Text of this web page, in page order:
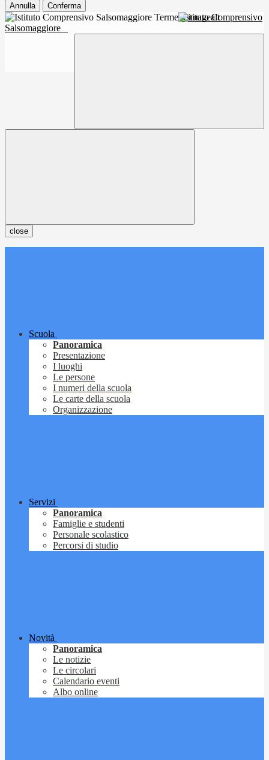
Annulla Conferma
Istituto Comprensivo
Salsomaggiore
close
Scuola
Panoramica
Presentazione
I luoghi
Le persone
I numeri della scuola
Le carte della scuola
Organizzazione
Servizi
Panoramica
Famiglie e studenti
Personale scolastico
Percorsi di studio
Novità
Panoramica
Le notizie
Le circolari
Calendario eventi
Albo online